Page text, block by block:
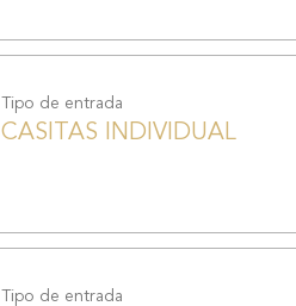
Tipo de entrada
CASITAS INDIVIDUAL
Tipo de entrada